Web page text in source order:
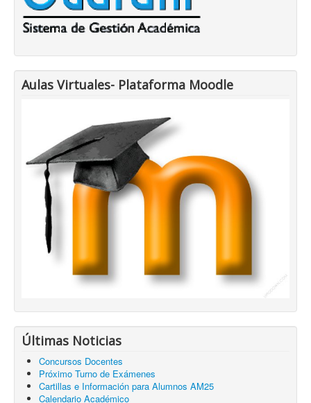
Aulas Virtuales- Plataforma Moodle
Últimas Noticias
Concursos Docentes
Próximo Turno de Exámenes
Cartillas e Información para Alumnos AM25
Calendario Académico